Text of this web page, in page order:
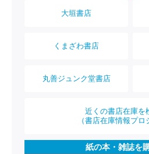
大垣書店
くまざわ書店
丸善ジュンク堂書店
近くの書店在庫を
（書店在庫情報プロ
紙の本・雑誌を